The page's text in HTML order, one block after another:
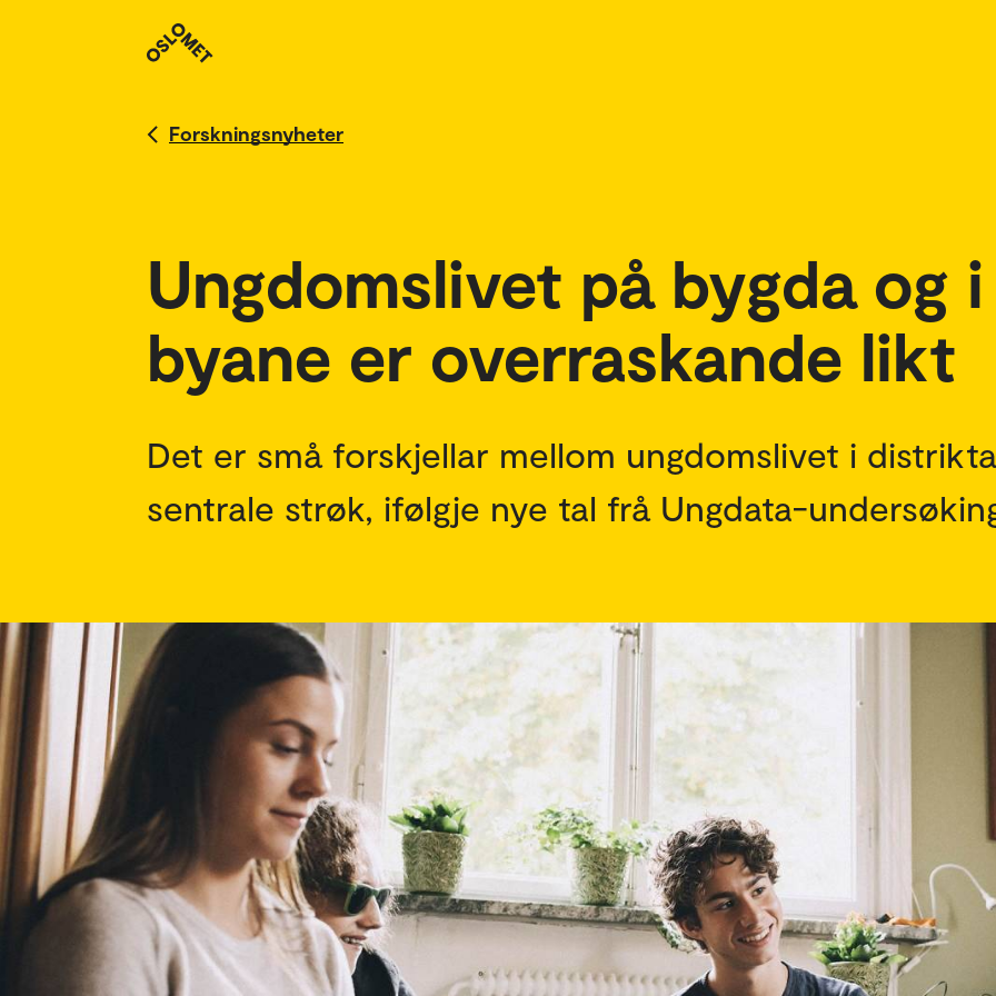
Forskningsnyheter
Ungdomslivet på bygda og i
byane er overraskande likt
Det er små forskjellar mellom ungdomslivet i
sentrale strøk, ifølgje nye tal frå Ungdata-